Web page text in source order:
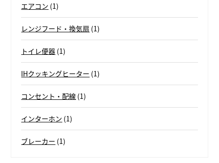
エアコン (1)
レンジフード・換気扇 (1)
トイレ便器 (1)
IHクッキングヒーター (1)
コンセント・配線 (1)
インターホン (1)
ブレーカー (1)